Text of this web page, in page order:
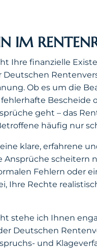
IM
Ihre finanzielle
Ob es um die
Bescheide
geht – das
häufig nur
klare, erfahrene
scheitern
Fehlern oder
Ihre Rechte
stehe ich Ihnen
Deutschen
und